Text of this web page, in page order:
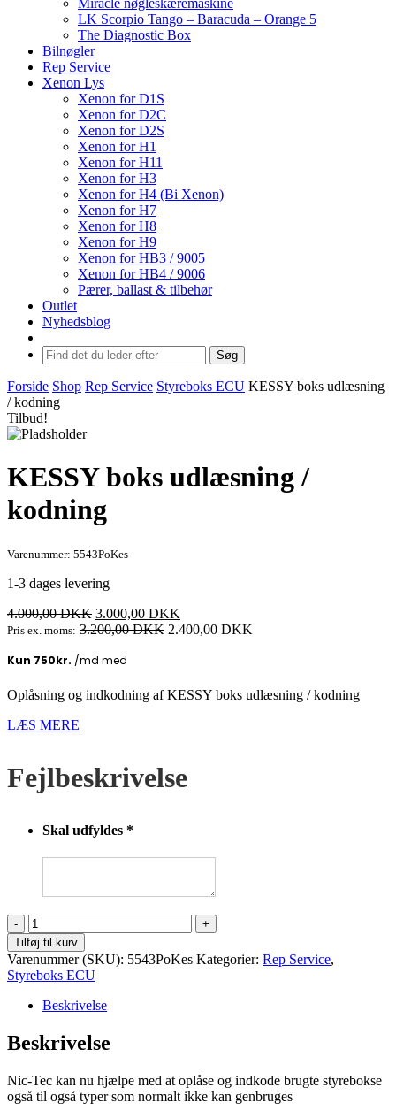
Miracle nøgleskæremaskine
LK Scorpio Tango – Baracuda – Orange 5
The Diagnostic Box
Bilnøgler
Rep Service
Xenon Lys
Xenon for D1S
Xenon for D2C
Xenon for D2S
Xenon for H1
Xenon for H11
Xenon for H3
Xenon for H4 (Bi Xenon)
Xenon for H7
Xenon for H8
Xenon for H9
Xenon for HB3 / 9005
Xenon for HB4 / 9006
Pærer, ballast & tilbehør
Outlet
Nyhedsblog
Søg
Forside Shop Rep Service Styreboks ECU KESSY boks udlæsning
/ kodning
Tilbud!
KESSY boks udlæsning /
kodning
Varenummer: 5543PoKes
1-3 dages levering
4.000,00DKK Den
oprindelige
var:
3.000,00 DKK
aktuelle
Pris ex. moms: 3.200,00DKK 2.400,00 DKK
Oplåsning og indkodning af KESSY boks udlæsning / kodning
LÆS MERE
Fejlbeskrivelse
Skal udfyldes *
KESSY
boks
udlæsning
/
kodning
antal
Tilføj til kurv
Varenummer (SKU): 5543PoKes Kategorier: Rep Service,
Styreboks ECU
Beskrivelse
Beskrivelse
Nic-Tec kan nu hjælpe med at oplåse og indkode brugte styrebokse
også til også typer som normalt ikke kan genbruges